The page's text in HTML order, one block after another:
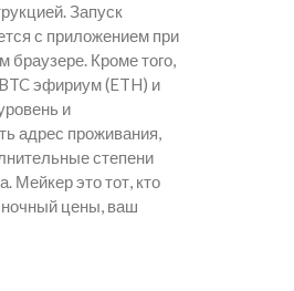
Запуск
с приложением при
браузере. Кроме того,
эфириум (ETH) и
и
адрес проживания,
степени
Мейкер это тот, кто
цены, ваш